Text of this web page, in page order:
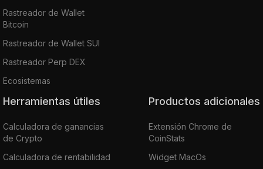
Rastreador de Wallet
Bitcoin
Rastreador de Wallet SUI
Rastreador Perp DEX
Ecosistemas
Herramientas útiles
Calculadora de ganancias
de Crypto
Calculadora de rentabilidad
Productos adicionales
Extensión Chrome de
CoinStats
Widget MacOs